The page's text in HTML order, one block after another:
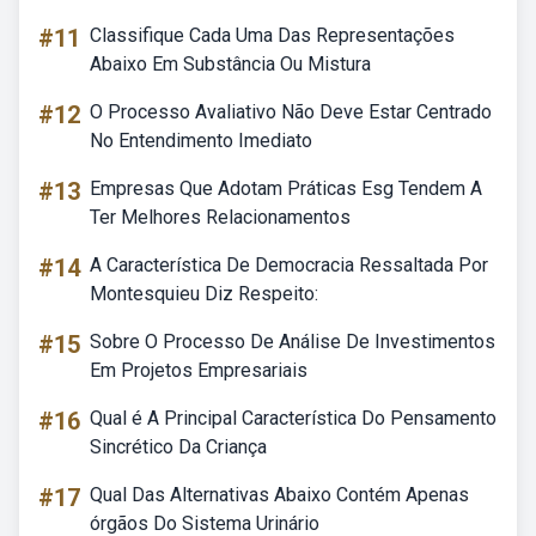
#11 Classifique Cada Uma Das Representações
Abaixo Em Substância Ou Mistura
#12 O Processo Avaliativo Não Deve Estar Centrado
No Entendimento Imediato
#13 Empresas Que Adotam Práticas Esg Tendem A
Ter Melhores Relacionamentos
#14 A Característica De Democracia Ressaltada Por
Montesquieu Diz Respeito:
#15 Sobre O Processo De Análise De Investimentos
Em Projetos Empresariais
#16 Qual é A Principal Característica Do Pensamento
Sincrético Da Criança
#17 Qual Das Alternativas Abaixo Contém Apenas
órgãos Do Sistema Urinário